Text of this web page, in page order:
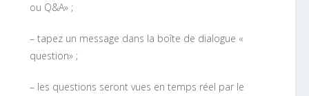
ou Q&A» ;
– tapez un message dans la boîte de dialogue «
question» ;
– les questions seront vues en temps réel par le